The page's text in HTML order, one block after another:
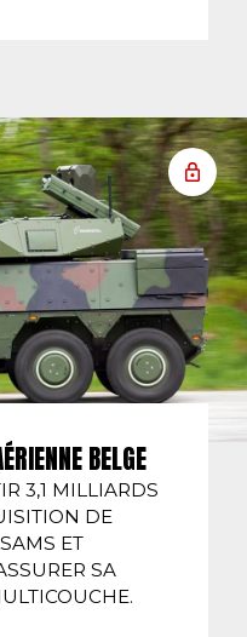
BELGE
3,1 MILLIARDS
DE
ET
SA